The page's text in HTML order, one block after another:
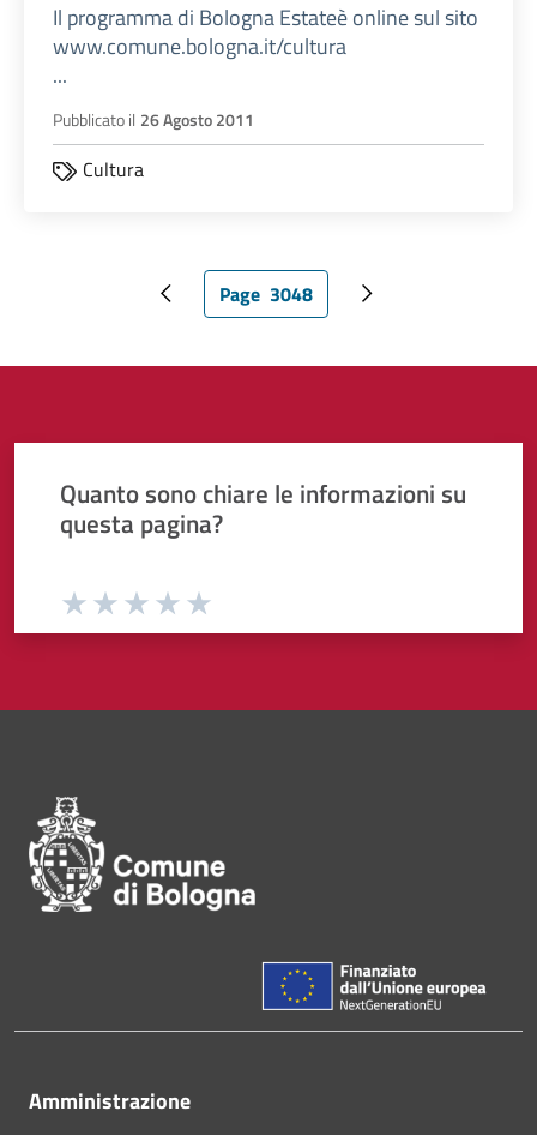
Il programma di Bologna Estateè online sul sito
www.comune.bologna.it/cultura
...
Pubblicato il 26 Agosto 2011
Cultura
Pagina precedentePagina attuale
Page 3048 Pagina successiva
Quanto sono chiare le informazioni su
questa pagina?
Valuta da 1 a 5 stelle la paginaValuta 4 stelle su 5
Valuta 3 stelle su 5
Valuta 2 stelle su 5
Valuta 1 stelle su 5
Amministrazione